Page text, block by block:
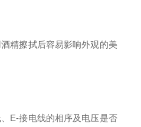
精擦拭后容易影响外观的美
E-接电线的相序及电压是否